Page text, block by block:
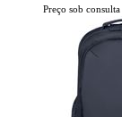
Preço sob consulta